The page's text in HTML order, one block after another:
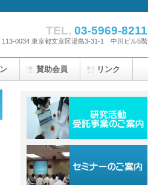
TEL. 03-5969-8211
113-0034 東京都文京区湯島3-31-1 中川ビル5階
賛助会員 リンク